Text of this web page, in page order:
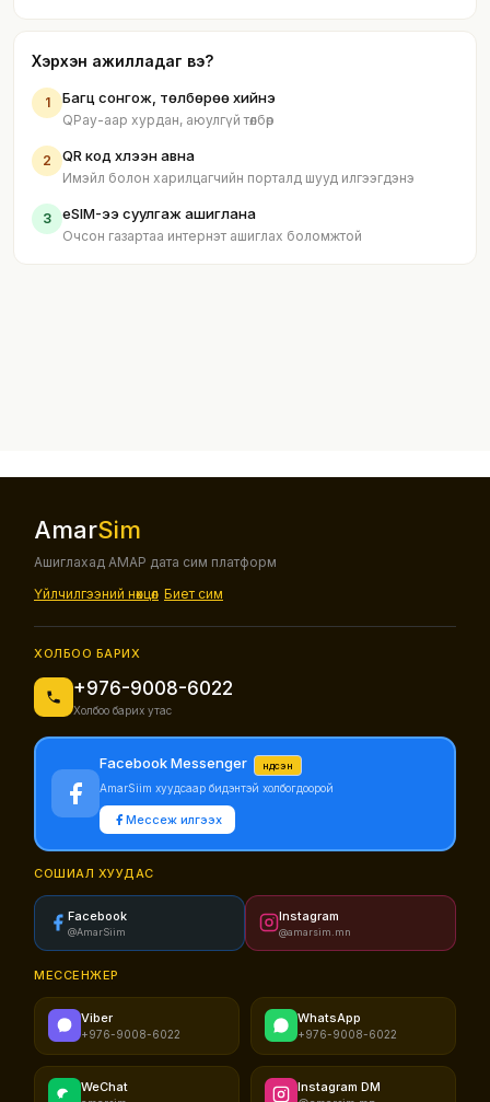
Хэрхэн ажилладаг вэ?
1 Багц сонгож, төлбөрөө хийнэ
QPay-аар хурдан, аюулгүй төлбөр
2 QR код хүлээн авна
Имэйл болон харилцагчийн порталд шууд илгээгдэнэ
3 eSIM-ээ суулгаж ашиглана
Очсон газартаа интернэт ашиглах боломжтой
AmarSim
Ашиглахад АМАР дата сим платформ
Үйлчилгээний нөхцөл Биет сим
ХОЛБОО БАРИХ
+976-9008-6022
Холбоо барих утас
Facebook Messenger Үндсэн
AmarSiim хуудсаар бидэнтэй холбогдоорой
Мессеж илгээх
СОШИАЛ ХУУДАС
Facebook
@AmarSiim
Instagram
@amarsim.mn
МЕССЕНЖЕР
Viber
+976-9008-6022
WhatsApp
+976-9008-6022
WeChat Instagram DM